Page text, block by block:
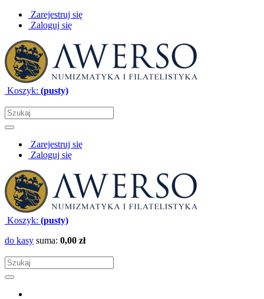
Zarejestruj się
Zaloguj się
Koszyk: (pusty)
Zarejestruj się
Zaloguj się
Koszyk: (pusty)
do kasy suma: 0,00 zł